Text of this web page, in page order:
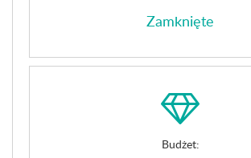
Zamknięte
Budżet: